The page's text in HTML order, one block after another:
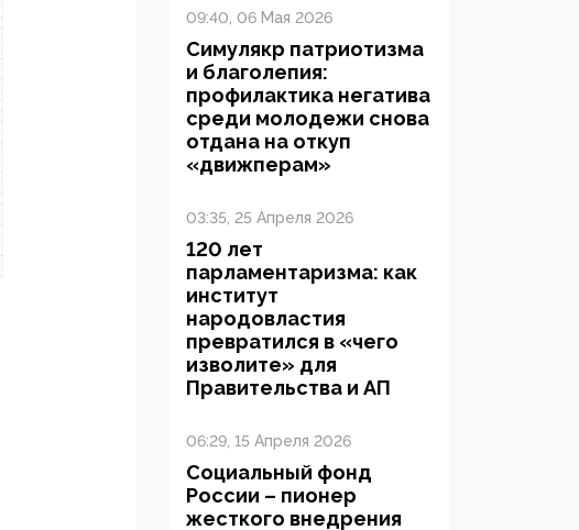
09:40, 06 Мая 2026
Симулякр патриотизма
и благолепия:
профилактика негатива
среди молодежи снова
отдана на откуп
«движперам»
03:35, 25 Апреля 2026
120 лет
парламентаризма: как
институт
народовластия
превратился в «чего
изволите» для
Правительства и АП
06:29, 15 Апреля 2026
Социальный фонд
России – пионер
жесткого внедрения